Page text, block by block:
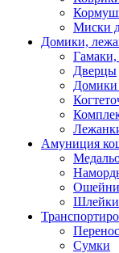
Миски
Домики,
Гамаки,
Дверцы
Домики
Амуниция
Шлейки
Сумки